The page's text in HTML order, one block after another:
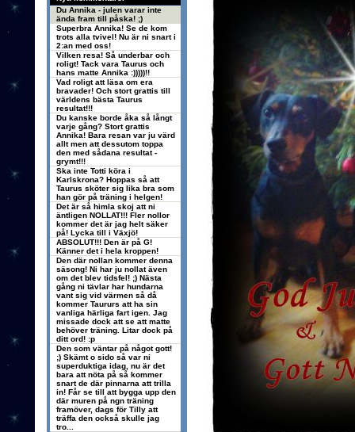
Du Annika - julen varar inte
ända fram till påska! ;)
Superbra Annika! Se de kom
trots alla tvivel! Nu är ni snart i
2:an med oss!
Vilken resa! Så underbar och
roligt! Tack vara Taurus och
hans matte Annika :)))))!!
Vad roligt att läsa om era
bravader! Och stort grattis till
världens bästa Taurus
resultat!!!
Du kanske borde åka så långt
varje gång? Stort grattis
Annika! Bara resan var ju värd
allt men att dessutom toppa
den med sådana resultat -
grymt!!!
Ska inte Totti köra i
Karlskrona? Hoppas så att
Taurus sköter sig lika bra som
han gör på träning i helgen!
Det är så himla skoj att ni
äntligen NOLLAT!!! Fler nollor
kommer det är jag helt säker
på! Lycka till i Växjö!
ABSOLUT!!! Den är på G!
Känner det i hela kroppen!
Den där nollan kommer denna
säsong! Ni har ju nollat även
om det blev tidsfel! ;) Nästa
gång ni tävlar har hundarna
vant sig vid värmen så då
kommer Taururs att ha sin
vanliga härliga fart igen. Jag
missade dock att se att matte
behöver träning. Litar dock på
ditt ord! :p
Den som väntar på något gott!
;) Skämt o sido så var ni
superduktiga idag, nu är det
bara att nöta på så kommer
snart de där pinnarna att trilla
in! Får se till att bygga upp den
där muren på ngn träning
framöver, dags för Tilly att
träffa den också skulle jag
tro...